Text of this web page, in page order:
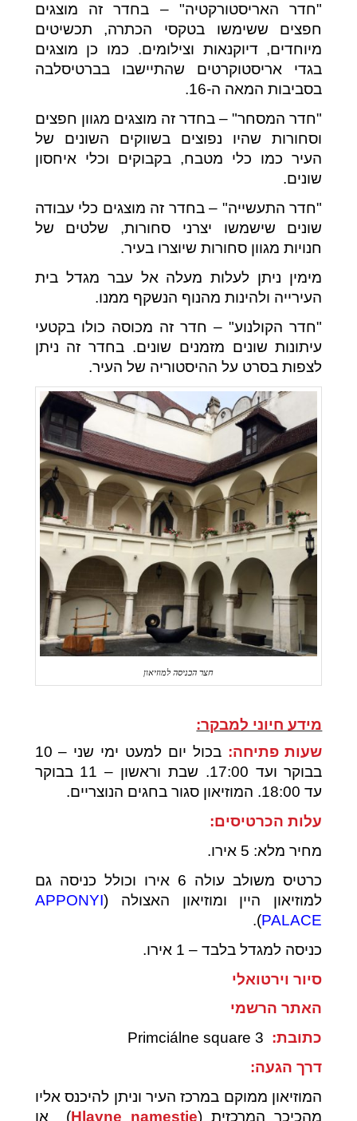
"חדר האריסטורקטיה" – בחדר זה מוצגים
חפצים ששימשו בטקסי הכתרה, תכשיטים
מיוחדים, דיוקנאות וצילומים. כמו כן מוצגים
בגדי אריסטוקרטים שהתיישבו בברטיסלבה
בסביבות המאה ה-16.
"חדר המסחר" – בחדר זה מוצגים מגוון חפצים
וסחורות שהיו נפוצים בשווקים השונים של
העיר כמו כלי מטבח, בקבוקים וכלי איחסון
שונים.
"חדר התעשייה" – בחדר זה מוצגים כלי עבודה
שונים שישמשו יצרני סחורות, שלטים של
חנויות מגוון סחורות שיוצרו בעיר.
מימין ניתן לעלות מעלה אל עבר מגדל בית
העירייה ולהינות מהנוף הנשקף ממנו.
"חדר הקולנוע" – חדר זה מכוסה כולו בקטעי
עיתונות שונים מזמנים שונים. בחדר זה ניתן
לצפות בסרט על ההיסטוריה של העיר.
חצר הכניסה למוזיאון
מידע חיוני למבקר:
שעות פתיחה:
בכול יום למעט ימי שני – 10
בבוקר ועד 17:00. שבת וראשון – 11 בבוקר
עד 18:00. המוזיאון סגור בחגים הנוצריים.
עלות הכרטיסים:
מחיר מלא: 5 אירו.
כרטיס משולב עולה 6 אירו וכולל כניסה גם
למוזיאון היין ומוזיאון האצולה (APPONYI
PALACE
).
כניסה למגדל בלבד – 1 אירו.
סיור וירטואלי
האתר הרשמי
כתובת:
דרך הגעה:
המוזיאון ממוקם במרכז העיר וניתן להיכנס אליו
מהכיכר המרכזית (Hlavne namestie) או